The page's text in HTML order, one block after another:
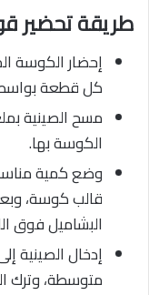
طريقة تحضير
إحضار الكوسة
كل قطعة
مسح الصينية
الكوسة بها.
وضع كمية
قالب كوسة،
البشاميل فوق
إدخال الصينية
متوسطة، وترك